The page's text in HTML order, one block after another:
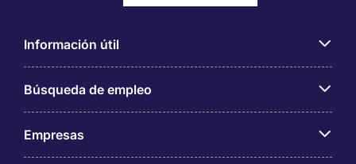
Información útil
Búsqueda de empleo
Empresas